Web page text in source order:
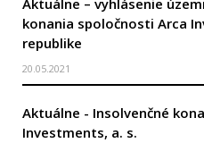
Aktuálne – vyhlásenie
konania spoločnosti Arca
republike
20.05.2021
Aktuálne - Insolvenčné
Investments, a. s.